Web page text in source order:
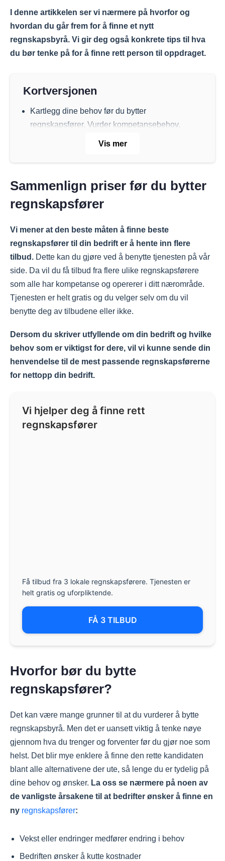
I denne artikkelen ser vi nærmere på hvorfor og
hvordan du går frem for å finne et nytt
regnskapsbyrå. Vi gir deg også konkrete tips til hva
du bør tenke på for å finne rett person til oppdraget.
Kortversjonen
Kartlegg dine behov før du bytter
regnskapsfører. Vurder kompetansebehov,
regnskapsfører, men du er ikke bundet til å
å bytte ved måneds- eller terminslutt for å
Pass på at den nye regnskapsføreren får alle
nødvendige tilganger og dokumenter. Det
inkluderer tilgang til regnskapsprogram,
Altinn og relevant informasjon fra den forrige
regnskapsføreren.
Vis mer
Sammenlign priser før du bytter
regnskapsfører
Vi mener at den beste måten å finne beste
regnskapsfører til din bedrift er å hente inn flere
tilbud. Dette kan du gjøre ved å benytte tjenesten på vår
side. Da vil du få tilbud fra flere ulike regnskapsførere
som alle har kompetanse og opererer i ditt nærområde.
Tjenesten er helt gratis og du velger selv om du vil
benytte deg av tilbudene eller ikke.
Dersom du skriver utfyllende om din bedrift og hvilke
behov som er viktigst for dere, vil vi kunne sende din
henvendelse til de mest passende regnskapsførerne
for nettopp din bedrift.
Vi hjelper deg å finne rett
regnskapsfører
Få tilbud fra 3 lokale regnskapsførere. Tjenesten er
helt gratis og uforpliktende.
FÅ 3 TILBUD
Hvorfor bør du bytte
regnskapsfører?
Det kan være mange grunner til at du vurderer å bytte
regnskapsbyrå. Men det er uansett viktig å tenke nøye
gjennom hva du trenger og forventer før du gjør noe som
helst. Det blir mye enklere å finne den rette kandidaten
blant alle alternativene der ute, så lenge du er tydelig på
dine behov og ønsker. La oss se nærmere på noen av
de vanligste årsakene til at bedrifter ønsker å finne en
ny regnskapsfører:
Vekst eller endringer medfører endring i behov
Bedriften ønsker å kutte kostnader